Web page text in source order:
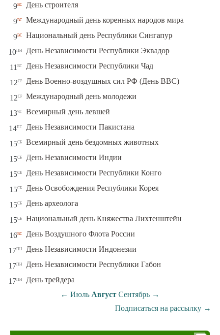
9вс День строителя
9вс Международный день коренных народов мира
9вс Национальный день Республики Сингапур
10пн День Независимости Республики Эквадор
11 вт День Независимости Республики Чад
12ср День Военно-воздушных сил РФ (День ВВС)
12ср Международный день молодежи
13чт Всемирный день левшей
14пт День Независимости Пакистана
15сб Всемирный день бездомных животных
15сб День Независимости Индии
15сб День Независимости Республики Конго
15сб День Освобождения Республики Корея
15сб День археолога
15сб Национальный день Княжества Лихтенштейн
16вс День Воздушного Флота России
17пн День Независимости Индонезии
17пн День Независимости Республики Габон
17пн
День трейдера
← Июль Август Сентябрь →
Подписаться на рассылку →